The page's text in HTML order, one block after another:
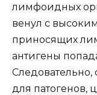
лимфоидных
венул с
приносящих
антигены
Следовательно,
для патогенов,